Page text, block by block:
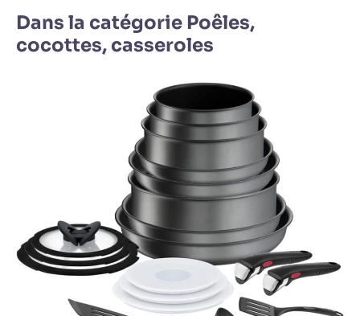
Dans la catégorie Poêles,
cocottes, casseroles